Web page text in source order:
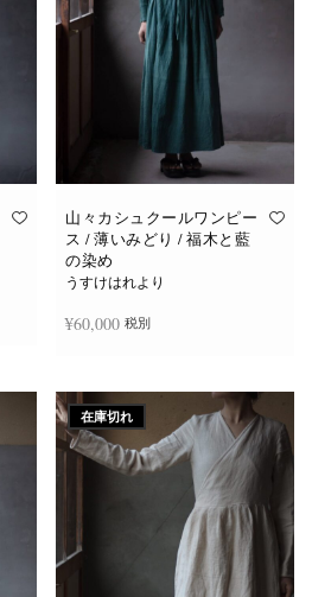
山々カシュクールワンピー
ス / 薄いみどり / 福木と藍
の染め
うすけはれより
¥60,000 税別
在庫切れ